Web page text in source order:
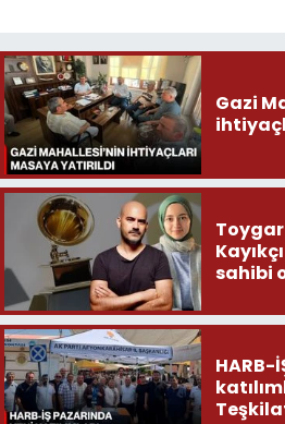
Gazi
Toygar
sahibi
HARB-
katılımlar!